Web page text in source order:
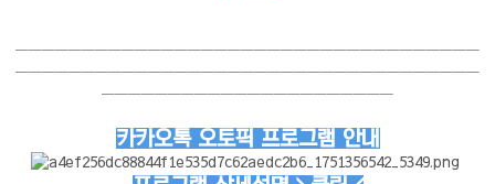
───────────────────────────────────
───────────────────────────────────
──────────────────────
카카오톡 오토픽 프로그램 안내